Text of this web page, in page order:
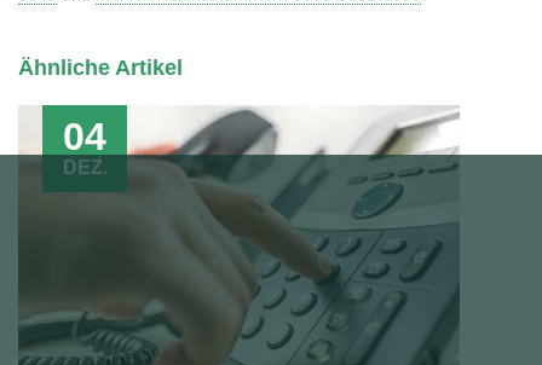
Ähnliche Artikel
04
DEZ.